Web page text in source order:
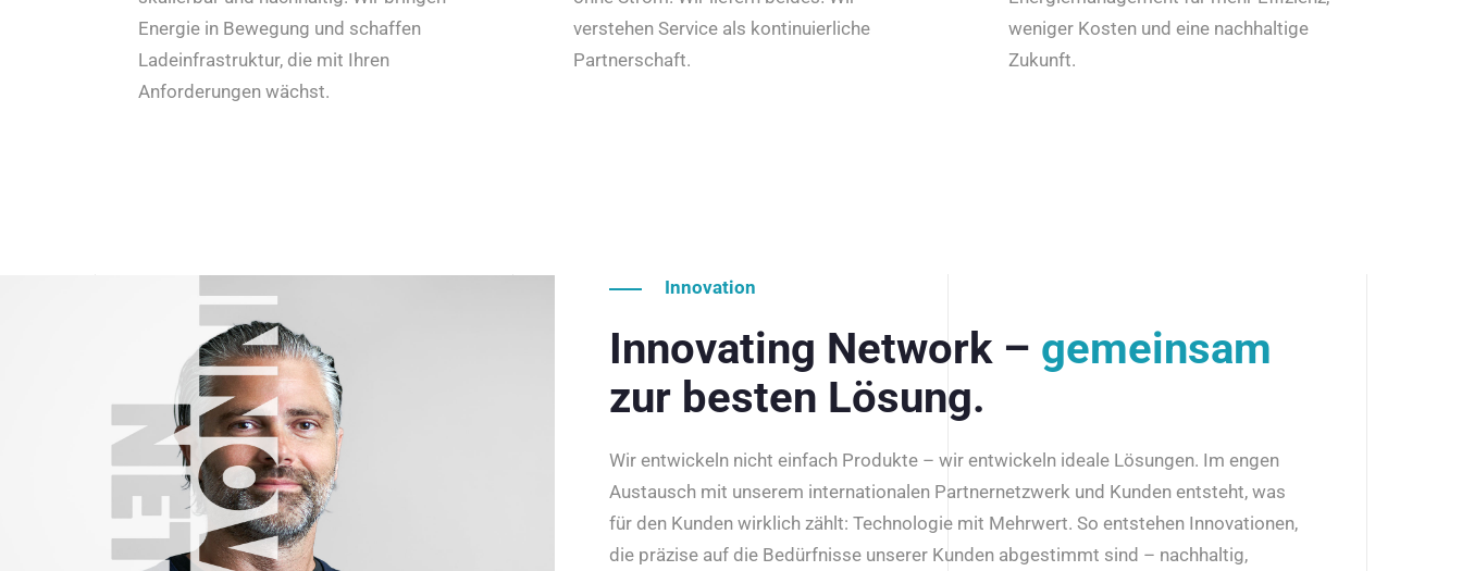
Energie in Bewegung und schaffen
Ladeinfrastruktur, die mit Ihren
Anforderungen wächst.
verstehen Service als kontinuierliche
Partnerschaft.
weniger Kosten und eine nachhaltige
Zukunft.
Innovation
Innovating Network – gemeinsam
zur besten Lösung.
Wir entwickeln nicht einfach Produkte – wir entwickeln ideale Lösungen. Im engen
Austausch mit unserem internationalen Partnernetzwerk und Kunden entsteht, was
für den Kunden wirklich zählt: Technologie mit Mehrwert. So entstehen Innovationen,
die präzise auf die Bedürfnisse unserer Kunden abgestimmt sind – nachhaltig,